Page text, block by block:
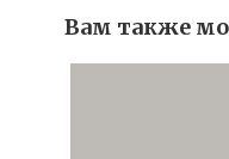
Вам также